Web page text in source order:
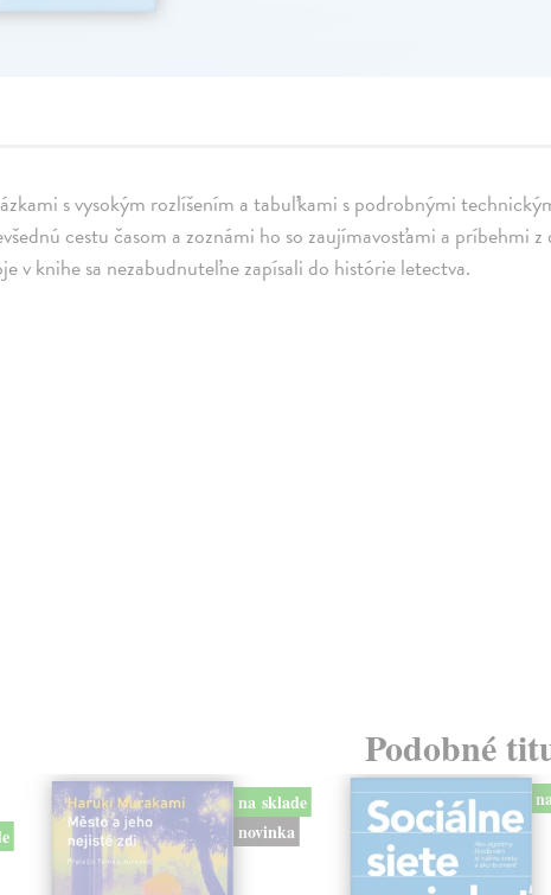
s vysokým rozlíšením a tabuľkami s podrobnými
cestu časom a zoznámi ho so zaujímavosťami a príbehmi z
v knihe sa nezabudnuteľne zapísali do histórie letectva.
Podobné
na sklade
novinka